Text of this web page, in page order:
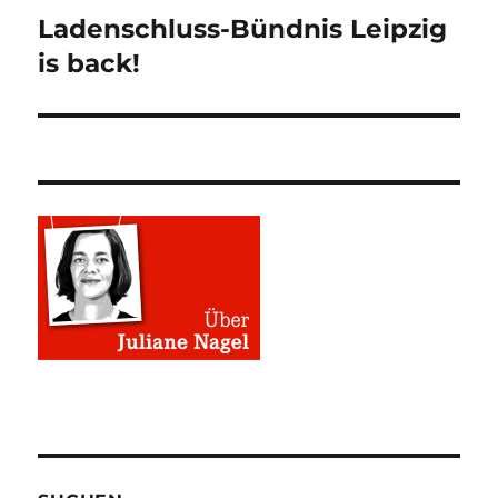
Nächster
Beitrag:
Ladenschluss-Bündnis Leipzig
is back!